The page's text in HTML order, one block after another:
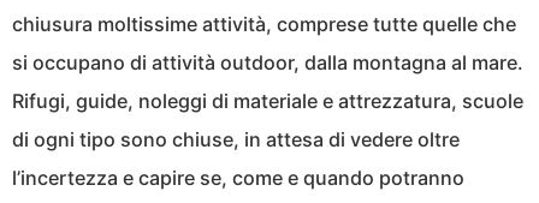
chiusura moltissime attività, comprese tutte quelle che
si occupano di attività outdoor, dalla montagna al mare.
Rifugi, guide, noleggi di materiale e attrezzatura, scuole
di ogni tipo sono chiuse, in attesa di vedere oltre
l’incertezza e capire se, come e quando potranno